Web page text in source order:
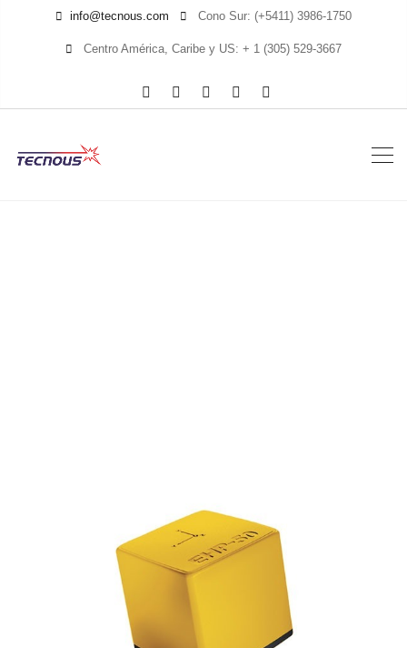
info@tecnous.com Cono Sur: (+5411) 3986-1750
Centro América, Caribe y US: + 1 (305) 529-3667